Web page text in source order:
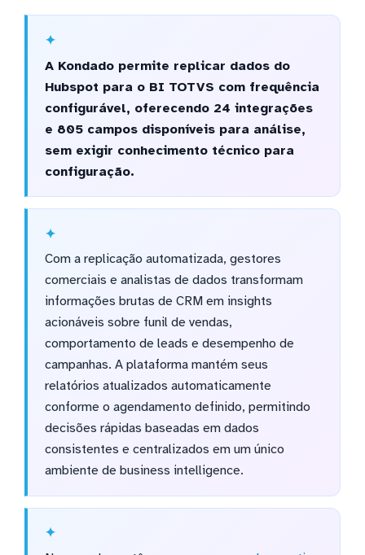
A Kondado permite replicar dados do
Hubspot para o BI TOTVS com frequência
configurável, oferecendo 24 integrações
e 805 campos disponíveis para análise,
sem exigir conhecimento técnico para
configuração.
Com a replicação automatizada, gestores
comerciais e analistas de dados transformam
informações brutas de CRM em insights
acionáveis sobre funil de vendas,
comportamento de leads e desempenho de
campanhas. A plataforma mantém seus
relatórios atualizados automaticamente
conforme o agendamento definido, permitindo
decisões rápidas baseadas em dados
consistentes e centralizados em um único
ambiente de business intelligence.